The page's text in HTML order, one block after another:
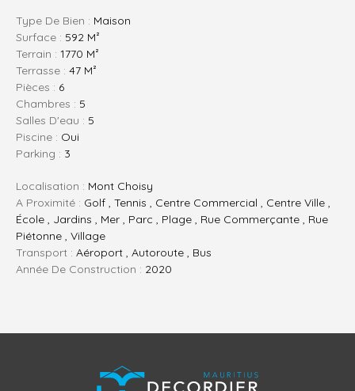
Type De Bien : Maison
Surface : 592 M²
Terrain : 1770 M²
Terrasse : 47 M²
Pièces : 6
Chambres : 5
Salles D'eau : 5
Piscine : Oui
Parking : 3
Localisation : Mont Choisy
A Proximité : Golf , Tennis , Centre Commercial , Centre Ville ,
École , Jardins , Mer , Parc , Plage , Rue Commerçante , Rue
Piétonne , Village
Transport : Aéroport , Autoroute , Bus
Année De Construction : 2020